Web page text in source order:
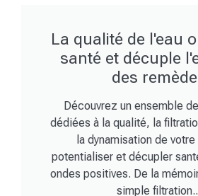
La qualité de l'eau
santé et décuple
des
Découvrez un ensemble
dédiées à la qualité, la
la dynamisation de
potentialiser et décupler
ondes positives. De la
simple